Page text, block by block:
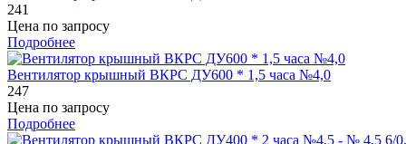
241
Цена по запросу
Подробнее
Вентилятор крышный ВКРС ДУ600 * 1,5 часа №4,0
247
Цена по запросу
Подробнее